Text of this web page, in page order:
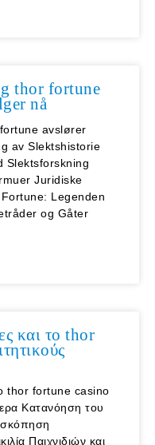
thor fortune
nå
avslører
av Slektshistorie
Slektsforskning
Juridiske
Legenden
og Gåter
και το thor
thor fortune casino
Κατανόηση του
Παιχνιδιών και